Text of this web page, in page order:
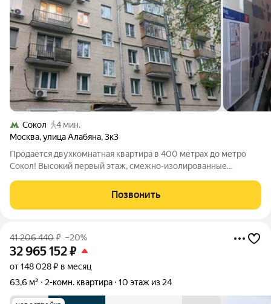
Сокол
4 мин.
Москва,улица Алабяна,3к3
Продается двухкомнатная квартира в 400 метрах до метро
Сокол! Высокий первый этаж, смежно-изолированные
узел, шлагбаум. Один взрослый собственник ( основание-
приватизация 2008 г. ), свободная
Позвонить
41 206 440₽ –20%
32 965 152₽
от 148 028 ₽ в месяц
63,6 м²
2-комн. квартира 10 этаж из 24